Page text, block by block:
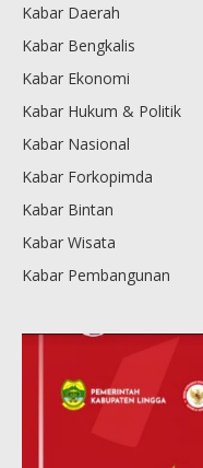
Kabar Daerah
Kabar Bengkalis
Kabar Ekonomi
Kabar Hukum & Politik
Kabar Nasional
Kabar Forkopimda
Kabar Bintan
Kabar Wisata
Kabar Pembangunan